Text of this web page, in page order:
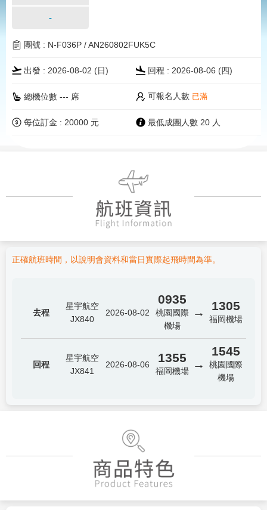
-
團號 : N-F036P / AN260802FUK5C
出發 : 2026-08-02 (日) 回程 : 2026-08-06 (四)
總機位數 --- 席 可報名人數 已滿
每位訂金 : 20000 元 最低成團人數 20 人
正確航班時間，以說明會資料和當日實際起飛時間為準。
去程
星宇航空
JX840
2026-08-02
0935
桃園國際
機場
→ 1305
福岡機場
回程
星宇航空
JX841
2026-08-06 1355
福岡機場 →
1545
桃園國際
機場